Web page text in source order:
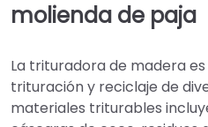
molienda de paja
La trituradora de madera
trituración y reciclaje de
materiales triturables